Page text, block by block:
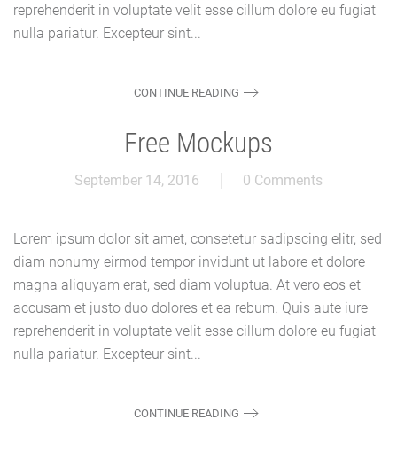
reprehenderit in voluptate velit esse cillum dolore eu fugiat
nulla pariatur. Excepteur sint...
CONTINUE READING
Free Mockups
September 14, 2016 0 Comments
Lorem ipsum dolor sit amet, consetetur sadipscing elitr, sed
diam nonumy eirmod tempor invidunt ut labore et dolore
magna aliquyam erat, sed diam voluptua. At vero eos et
accusam et justo duo dolores et ea rebum. Quis aute iure
reprehenderit in voluptate velit esse cillum dolore eu fugiat
nulla pariatur. Excepteur sint...
CONTINUE READING